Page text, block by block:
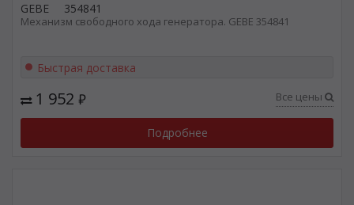
GEBE 354841
Механизм свободного хода генератора. GEBE 354841
Быстрая доставка
1 952 ₽ Все цены
Подробнее